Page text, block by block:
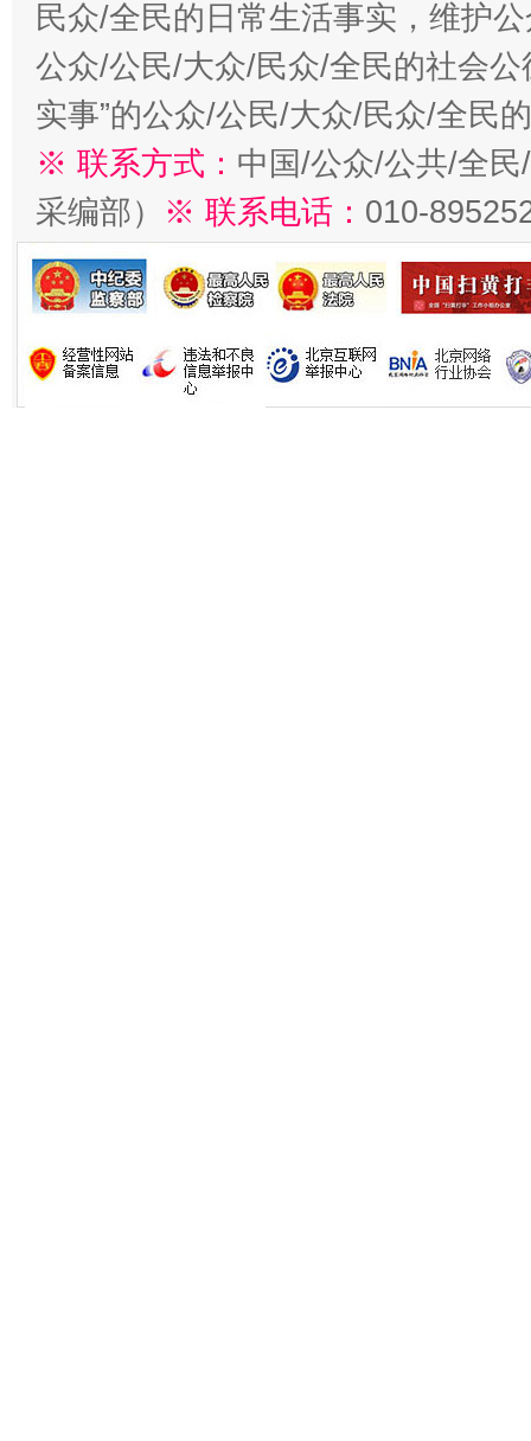
民众/全民的日常生活事实，维护
公众/公民/大众/民众/全民的社会公
实事”的公众/公民/大众/民众/全民
※ 联系方式： 中国/公众/公共/全
采编部） ※ 联系电话： 010-